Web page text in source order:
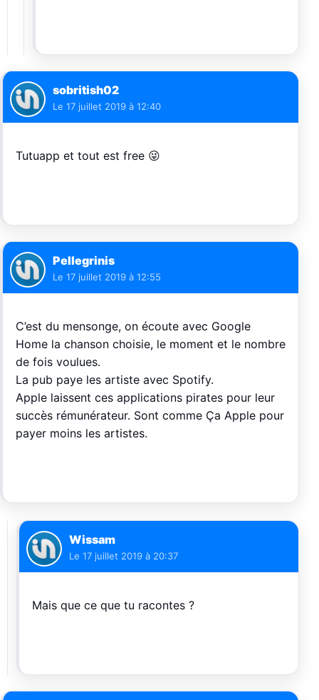
sobritish02
Le 17 juillet 2019 à 12:40
Tutuapp et tout est free 😜
Pellegrinis
Le 17 juillet 2019 à 12:55
C’est du mensonge, on écoute avec Google
Home la chanson choisie, le moment et le nombre
de fois voulues.
La pub paye les artiste avec Spotify.
Apple laissent ces applications pirates pour leur
succès rémunérateur. Sont comme Ça Apple pour
payer moins les artistes.
Wissam
Le 17 juillet 2019 à 20:37
Mais que ce que tu racontes ?